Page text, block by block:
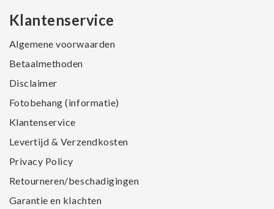
Klantenservice
Algemene voorwaarden
Betaalmethoden
Disclaimer
Fotobehang (informatie)
Klantenservice
Levertijd & Verzendkosten
Privacy Policy
Retourneren/beschadigingen
Garantie en klachten